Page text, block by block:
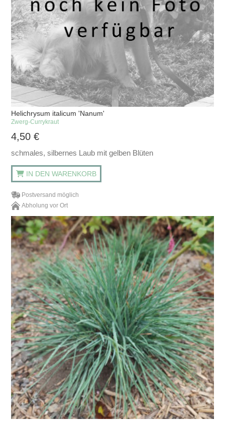
Helichrysum italicum 'Nanum'
Zwerg-Currykraut
4,50€
schmales, silbernes Laub mit gelben Blüten
IN DEN WARENKORB
Postversand möglich
Abholung vor Ort